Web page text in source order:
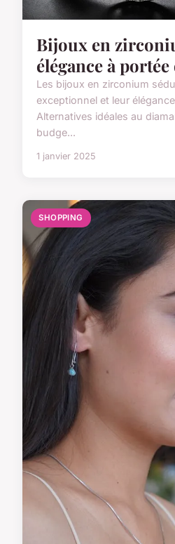
Bijoux en
élégance à
Les bijoux en zirconium
exceptionnel et leur
Alternatives idéales au
budge...
1 janvier 2025
SHOPPING